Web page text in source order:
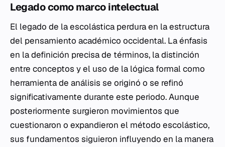
Legado como marco intelectual
El legado de la escolástica perdura en la estructura
del pensamiento académico occidental. La énfasis
en la definición precisa de términos, la distinción
entre conceptos y el uso de la lógica formal como
herramienta de análisis se originó o se refinó
significativamente durante este periodo. Aunque
posteriormente surgieron movimientos que
cuestionaron o expandieron el método escolástico,
sus fundamentos siguieron influyendo en la manera